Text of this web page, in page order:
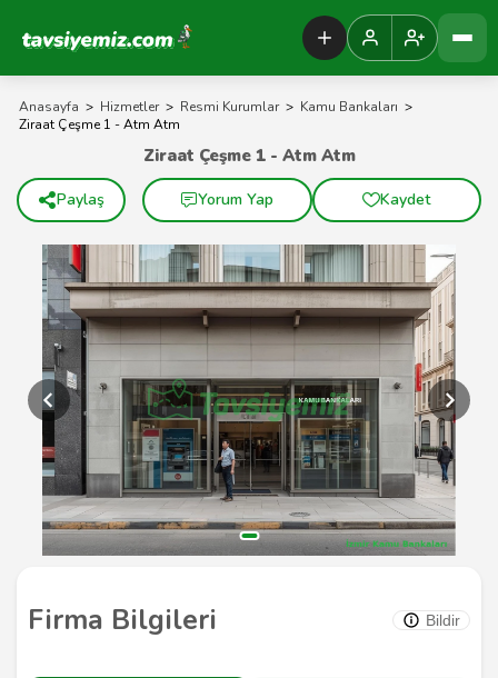
Tavsiyemiz Anasayfa
Anasayfa > Hizmetler > Resmi Kurumlar > Kamu Bankaları >
Ziraat Çeşme 1 - Atm Atm
Firma Bilgileri Bildir
Ziraat Çeşme 1 - Atm Atm
Paylaş Yorum Yap Kaydet